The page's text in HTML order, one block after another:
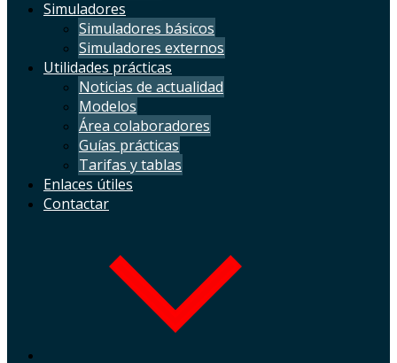
Simuladores
Simuladores básicos
Simuladores externos
Utilidades prácticas
Noticias de actualidad
Modelos
Área colaboradores
Guías prácticas
Tarifas y tablas
Enlaces útiles
Contactar